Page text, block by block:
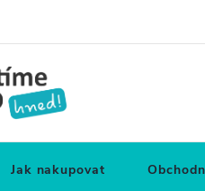
Jak nakupovat